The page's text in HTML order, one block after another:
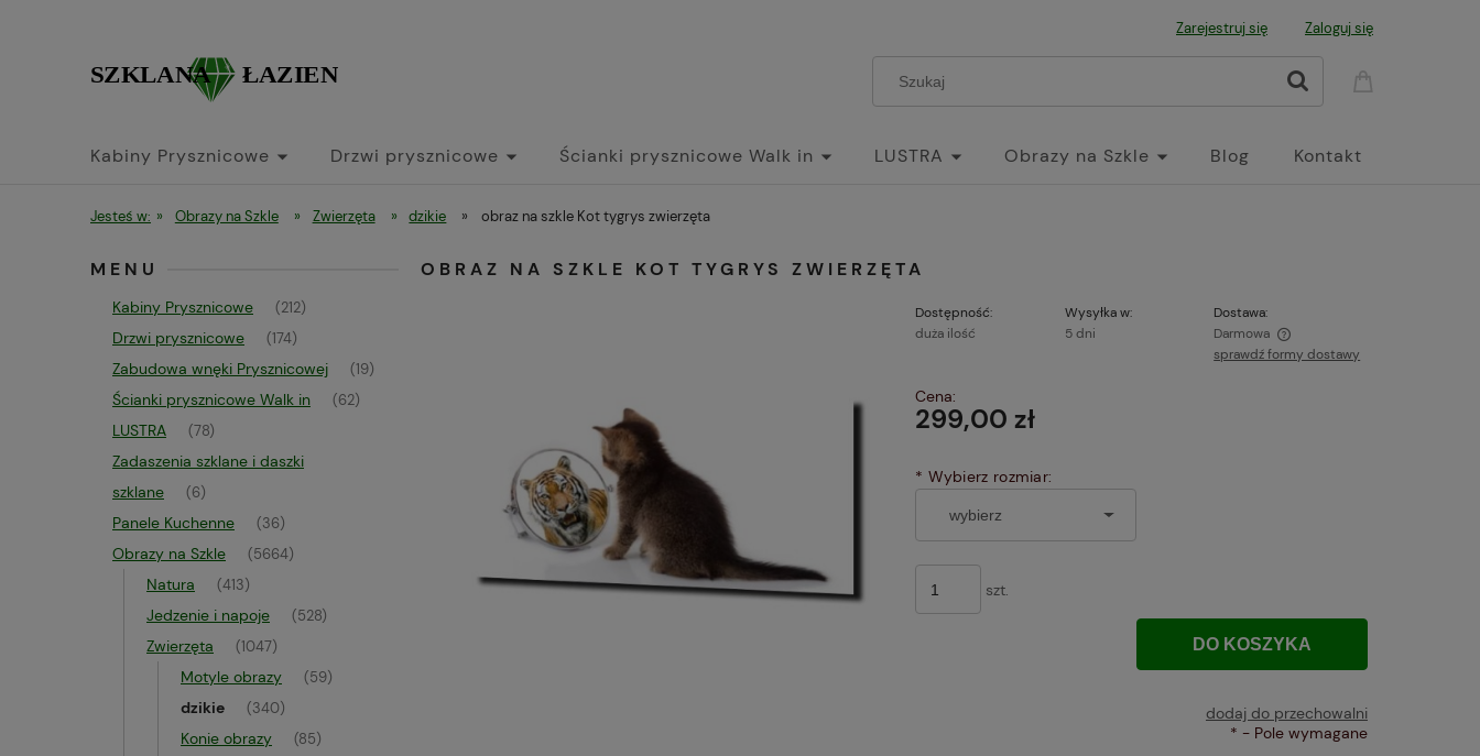
Zarejestruj się Zaloguj się
Kabiny Prysznicowe Drzwi prysznicowe Ścianki prysznicowe Walk in LUSTRA Obrazy na Szkle Blog Kontakt
Jesteś w: » Obrazy na Szkle » Zwierzęta » dzikie » obraz na szkle Kot tygrys zwierzęta
MENU
Kabiny Prysznicowe (212)
Drzwi prysznicowe (174)
Zabudowa wnęki Prysznicowej (19)
Ścianki prysznicowe Walk in (62)
LUSTRA (78)
Zadaszenia szklane i daszki
szklane
(6)
Panele Kuchenne (36)
Obrazy na Szkle (5664)
Natura (413)
Jedzenie i napoje (528)
Zwierzęta (1047)
Motyle obrazy (59)
dzikie (340)
Konie obrazy (85)
OBRAZ NA SZKLE KOT TYGRYS ZWIERZĘTA
Dostępność:
duża ilość
Wysyłka w:
5 dni
Dostawa:
Darmowa
sprawdź formy dostawy
Cena:
299,00 zł
* Wybierz rozmiar:
szt.
DO KOSZYKA
dodaj do przechowalni
* - Pole wymagane